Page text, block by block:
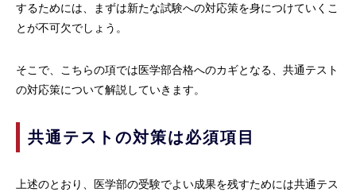
するためには、まずは新たな試験への対応策を身につけていくこ
とが不可欠でしょう。
そこで、こちらの項では医学部合格へのカギとなる、共通テスト
の対応策について解説していきます。
共通テストの対策は必須項目
上述のとおり、医学部の受験でよい成果を残すためには共通テス